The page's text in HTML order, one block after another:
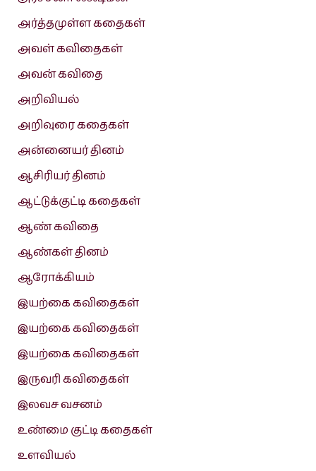
அர்த்தமுள்ள கதைகள்
அவள் கவிதைகள்
அவன் கவிதை
அறிவியல்
அறிவுரை கதைகள்
அன்னையர் தினம்
ஆசிரியர் தினம்
ஆட்டுக்குட்டி கதைகள்
ஆண் கவிதை
ஆண்கள் தினம்
ஆரோக்கியம்
இயற்கை கவிதைகள்
இயற்கை கவிதைகள்
இயற்கை கவிதைகள்
இருவரி கவிதைகள்
இலவச வசனம்
உண்மை குட்டி கதைகள்
உளவியல்